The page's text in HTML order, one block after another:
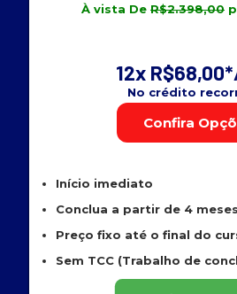
À vista De R$2.398,00
12x R$68,00*
No crédito
Confira
Início imediato
Conclua a partir de 4 meses
Preço fixo até o final do
Sem TCC (Trabalho de